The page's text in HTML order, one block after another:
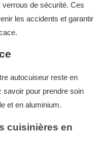
de sécurité. Ces
les accidents et garantir
autocuiseur reste en
savoir pour prendre soin
et en aluminium.
cuisinières en